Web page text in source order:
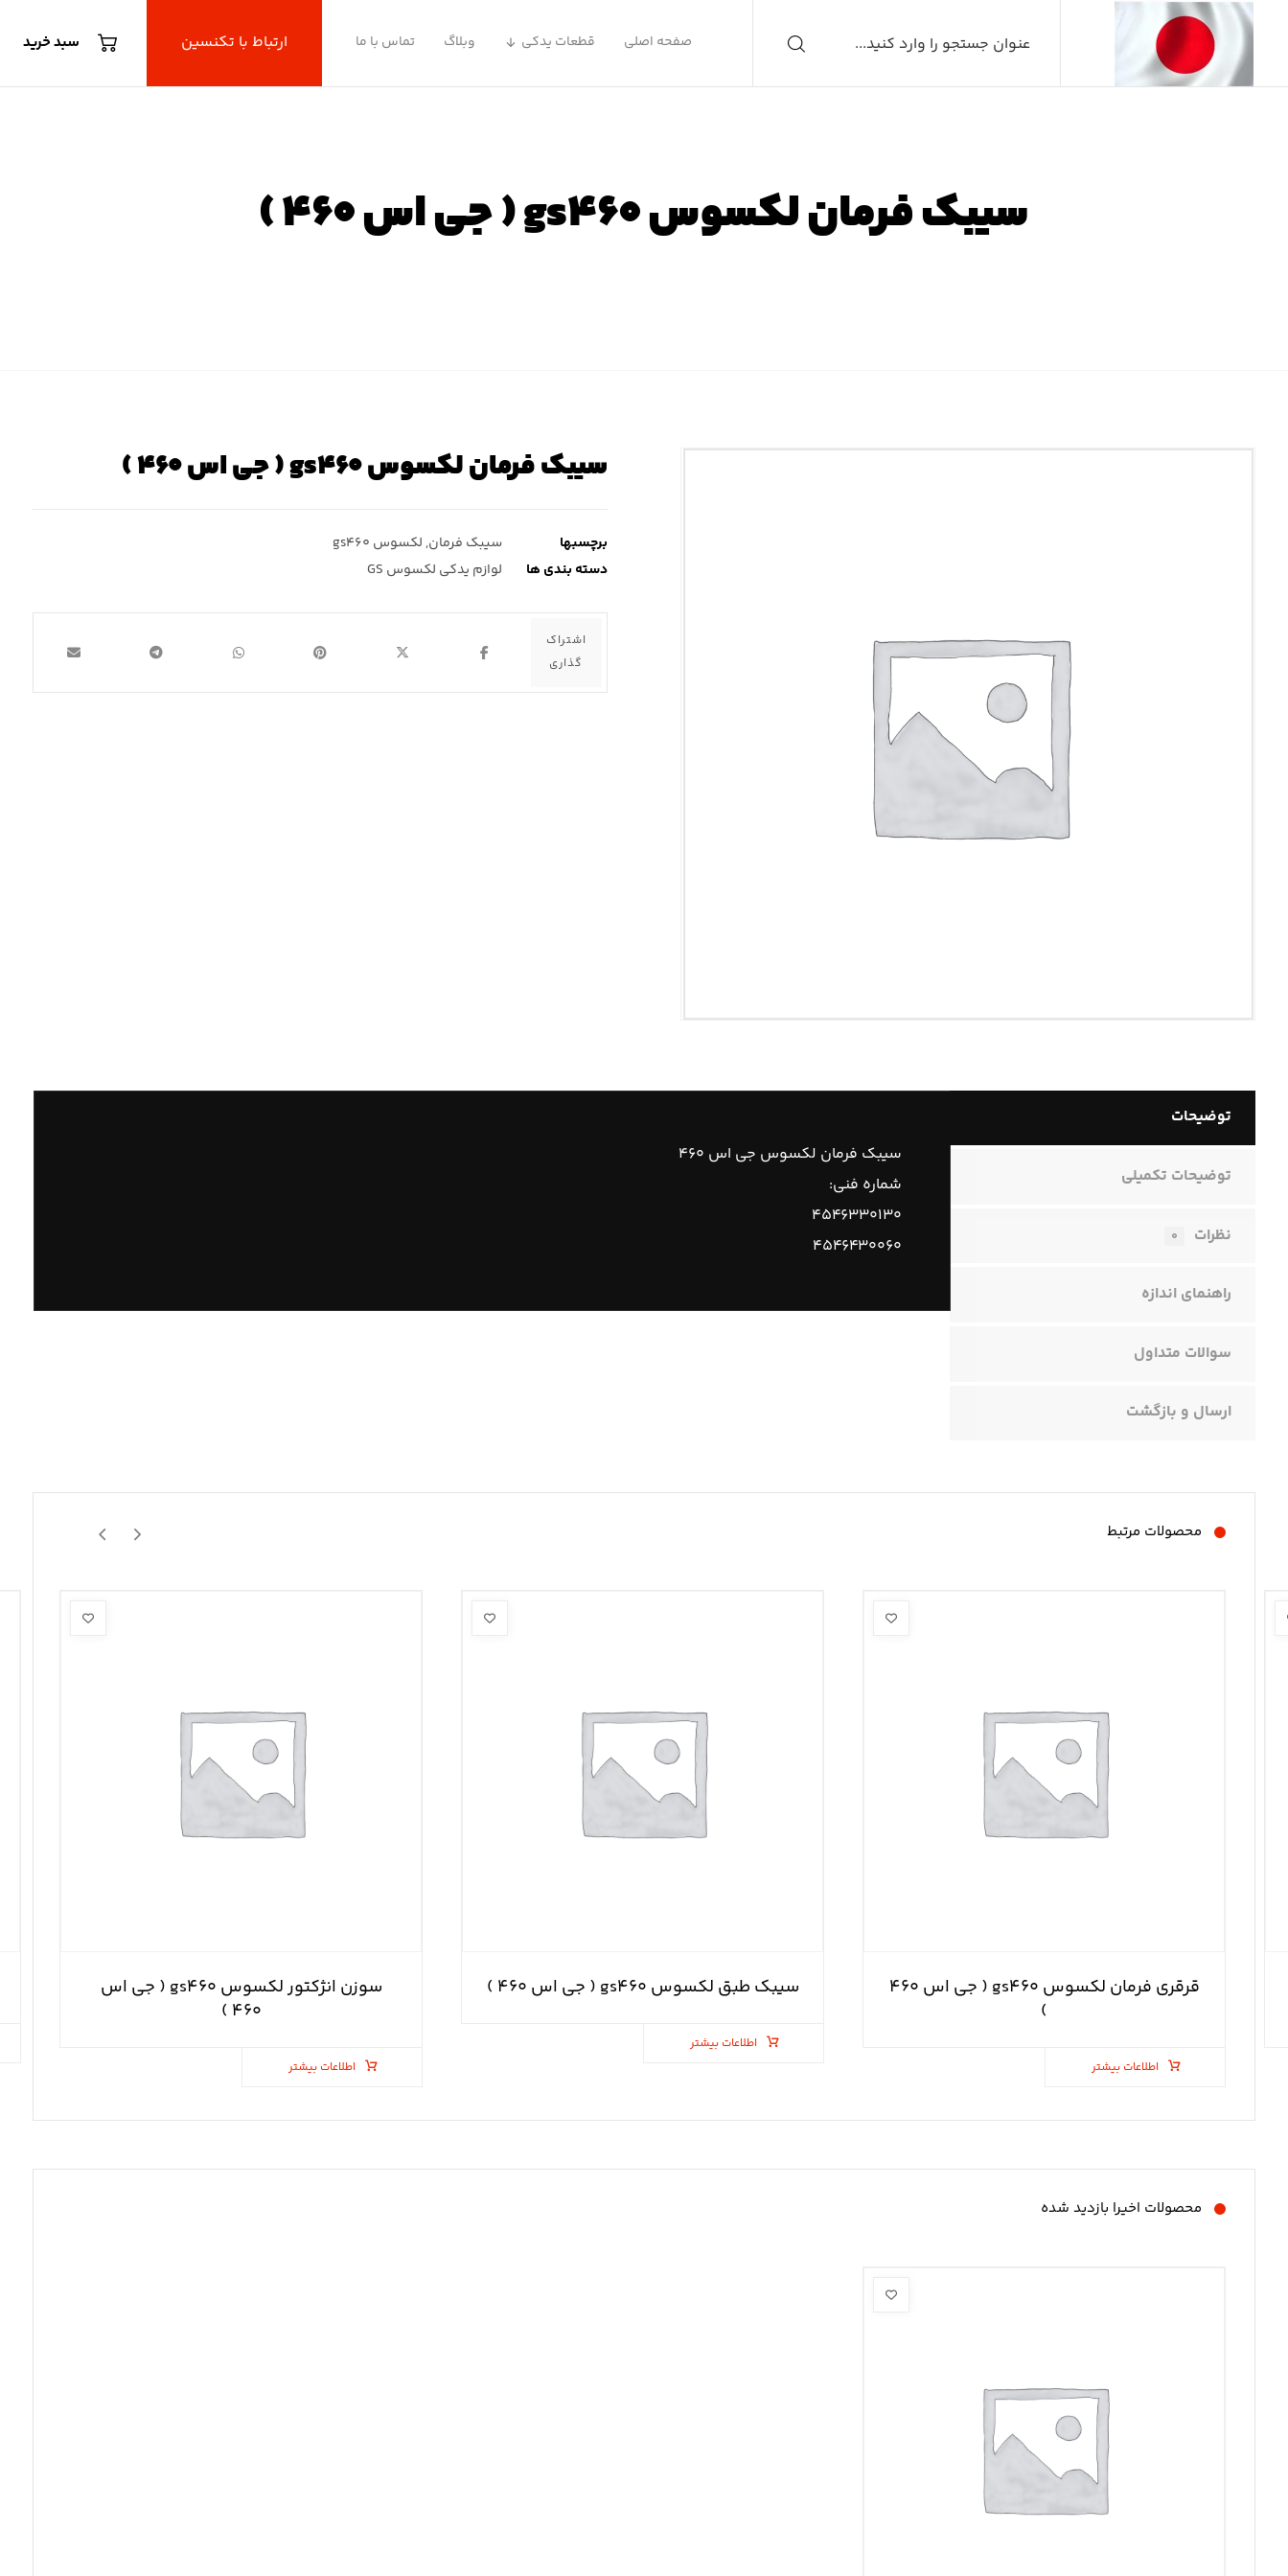
سبد خرید ارتباط با تکنسین صفحه اصلی قطعات یدکی وبلاگ تماس با ما
سیبک فرمان لکسوس gs۴۶۰ ( جی اس ۴۶۰ )
سیبک فرمان لکسوس gs۴۶۰ ( جی اس ۴۶۰ )
برچسبها سیبک فرمان, لکسوس gs۴۶۰
دسته بندی ها
لوازم یدکی لکسوس GS
توضیحات
توضیحات تکمیلی
نظرات ۰
راهنمای اندازه
سوالات متداول
ارسال و بازگشت
سیبک فرمان لکسوس جی اس ۴۶۰
شماره فنی:
۴۵۴۶۳۳۰۱۳۰
۴۵۴۶۴۳۰۰۶۰
محصولات مرتبط
قرقری فرمان لکسوس gs۴۶۰ ( جی اس ۴۶۰
)
اطلاعات بیشتر
سیبک طبق لکسوس gs۴۶۰ ( جی اس ۴۶۰ )
اطلاعات بیشتر
سوزن انژکتور لکسوس gs۴۶۰ ( جی اس
۴۶۰ )
اطلاعات بیشتر
محصولات اخیرا بازدید شده